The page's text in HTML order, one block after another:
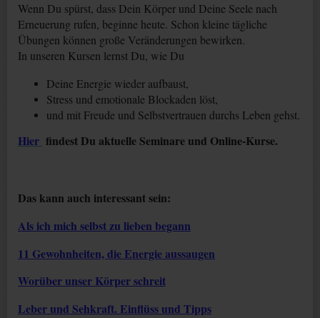
Wenn Du spürst, dass Dein Körper und Deine Seele nach
Erneuerung rufen, beginne heute. Schon kleine tägliche
Übungen können große Veränderungen bewirken.
In unseren Kursen lernst Du, wie Du
Deine Energie wieder aufbaust,
Stress und emotionale Blockaden löst,
und mit Freude und Selbstvertrauen durchs Leben gehst.
Hier findest Du aktuelle Seminare und Online-Kurse.
Das kann auch interessant sein:
Als ich mich selbst zu lieben begann
11 Gewohnheiten, die Energie aussaugen
Worüber unser Körper schreit
Leber und Sehkraft. Einflüss und Tipps